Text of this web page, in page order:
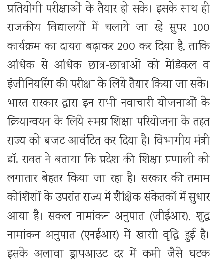
प्रतियोगी परीक्षाओं के तैयार हो सके। इसके साथ ही
राजकीय विद्यालयों में चलाये जा रहे सुपर 100
कार्यक्रम का दायरा बढ़ाकर 200 कर दिया है, ताकि
अधिक से अधिक छात्र-छात्राओं को मेडिकल व
इंजीनियरिंग की परीक्षा के लिये तैयार किया जा सके।
भारत सरकार द्वारा इन सभी नवाचारी योजनाओं के
क्रियान्वयन के लिये समग्र शिक्षा परियोजना के तहत
राज्य को बजट आवंटित कर दिया है। विभागीय मंत्री
डॉ. रावत ने बताया कि प्रदेश की शिक्षा प्रणाली को
लगातार बेहतर किया जा रहा है। सरकार की तमाम
कोशिशों के उपरांत राज्य में शैक्षिक संकेतकों में सुधार
आया है। सकल नामांकन अनुपात (जीईआर), शुद्ध
नामांकन अनुपात (एनईआर) में खासी वृद्धि हुई है।
इसके अलावा ड्रापआउट दर में कमी जैसे घटक